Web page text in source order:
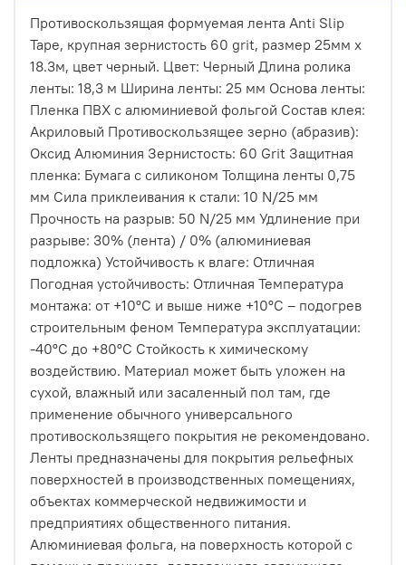
Противоскользящая формуемая лента Anti Slip
Tape, крупная зернистость 60 grit, размер 25мм х
18.3м, цвет черный. Цвет: Черный Длина ролика
ленты: 18,3 м Ширина ленты: 25 мм Основа ленты:
Пленка ПВХ с алюминиевой фольгой Состав клея:
Акриловый Противоскользящее зерно (абразив):
Оксид Алюминия Зернистость: 60 Grit Защитная
пленка: Бумага с силиконом Толщина ленты 0,75
мм Сила приклеивания к стали: 10 N/25 мм
Прочность на разрыв: 50 N/25 мм Удлинение при
разрыве: 30% (лента) / 0% (алюминиевая
подложка) Устойчивость к влаге: Отличная
Погодная устойчивость: Отличная Температура
монтажа: от +10ºС и выше ниже +10ºС – подогрев
строительным феном Температура эксплуатации:
-40ºС до +80ºС Стойкость к химическому
воздействию. Материал может быть уложен на
сухой, влажный или засаленный пол там, где
применение обычного универсального
противоскользящего покрытия не рекомендовано.
Ленты предназначены для покрытия рельефных
поверхностей в производственных помещениях,
объектах коммерческой недвижимости и
предприятиях общественного питания.
Алюминиевая фольга, на поверхность которой с